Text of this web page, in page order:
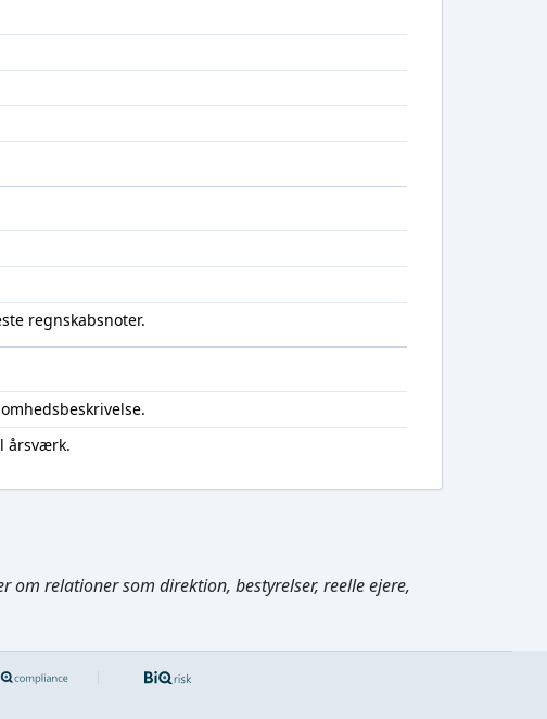
regnskabsnoter.
årsværk.
relationer som direktion, bestyrelser, reelle ejere,